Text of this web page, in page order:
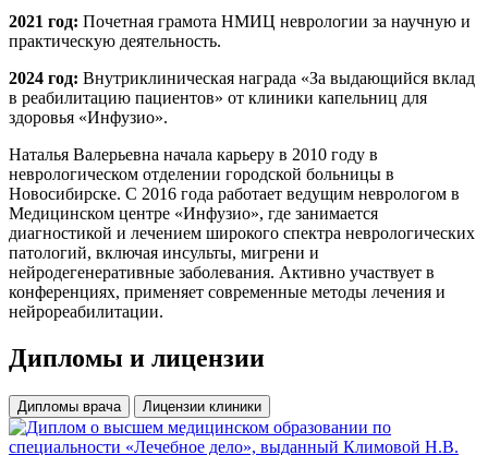
2021 год: Почетная грамота НМИЦ неврологии за научную и
практическую деятельность.
2024 год: Внутриклиническая награда «За выдающийся вклад
в реабилитацию пациентов» от клиники капельниц для
здоровья «Инфузио».
Наталья Валерьевна начала карьеру в 2010 году в
неврологическом отделении городской больницы в
Новосибирске. С 2016 года работает ведущим неврологом в
Медицинском центре «Инфузио», где занимается
диагностикой и лечением широкого спектра неврологических
патологий, включая инсульты, мигрени и
нейродегенеративные заболевания. Активно участвует в
конференциях, применяет современные методы лечения и
нейрореабилитации.
Дипломы и лицензии
Дипломы врача Лицензии клиники